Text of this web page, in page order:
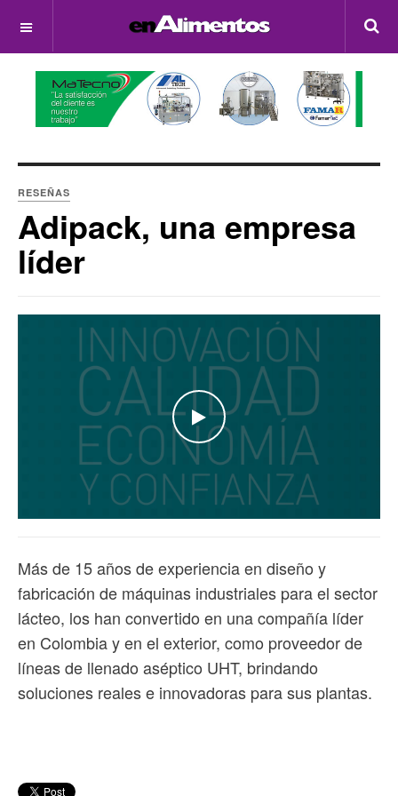
OFF CANVAS
RESEÑAS
Adipack, una empresa
líder
WATCH THE VIDEO
Más de 15 años de experiencia en diseño y
fabricación de máquinas industriales para el sector
lácteo, los han convertido en una compañía líder
en Colombia y en el exterior, como proveedor de
líneas de llenado aséptico UHT, brindando
soluciones reales e innovadoras para sus plantas.